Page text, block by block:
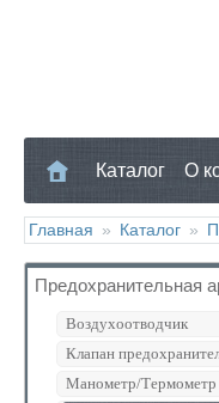
Каталог О
Главная » Каталог »
Предохранительная
Воздухоотводчик
Клапан
Манометр/Термометр